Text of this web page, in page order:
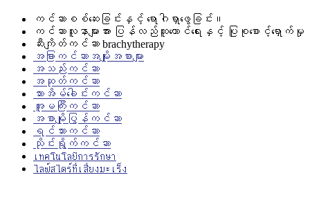
ကင်ဆာစစ်ဆေးခြင်းနှင့် ရောဂါရှာဖွေခြင်း။
ကင်ဆာလူနာများအား ပြန်လည်ထူထောင်ရေးနှင့် ပြုစုစောင့်ရှောက်မှု
ဆီးကျိတ်ကင်ဆာ brachytherapy
အခြားကင်ဆာအမျိုးအစားများ
အသည်းကင်ဆာ
အဆုတ်ကင်ဆာ
သားအိမ်ခေါင်းကင်ဆာ
အူမကြီးကင်ဆာ
အစာမျိုပြွန်ကင်ဆာ
ရင်သားကင်ဆာ
သိုင်းရွိုက်ကင်ဆာ
เทคโนโลยีการรักษา
ไลฟ์สไตร์ที่เสี่ยงมะเร็ง